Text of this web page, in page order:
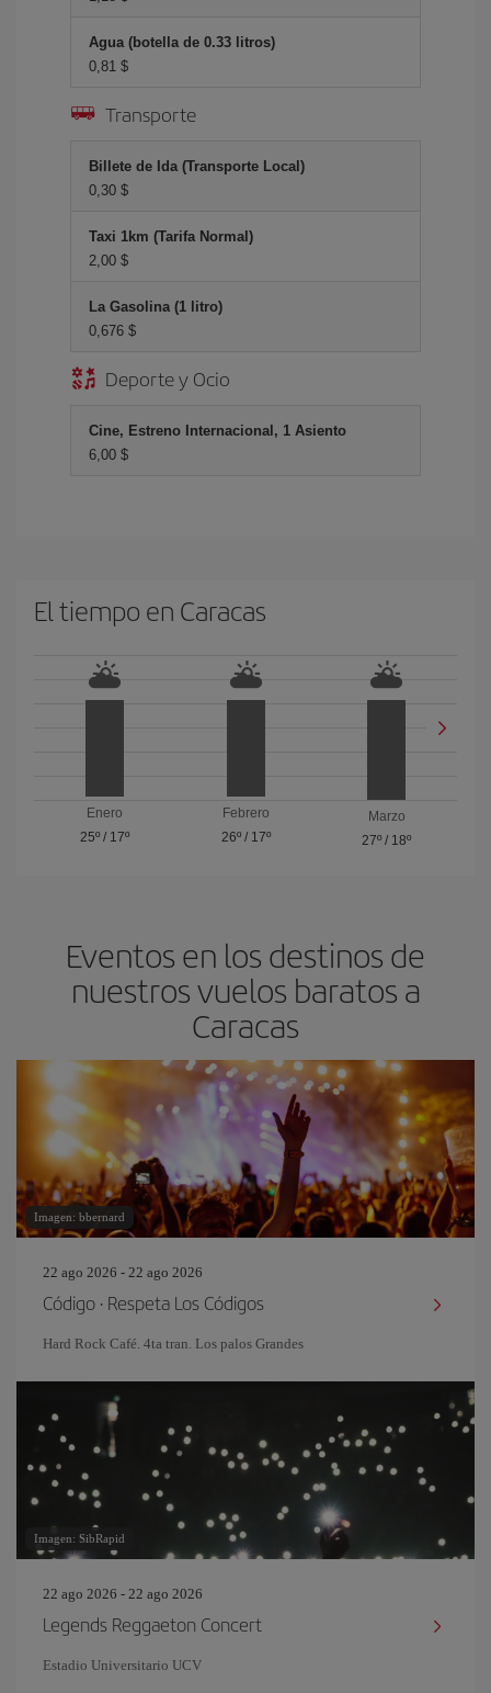
Agua (botella de 0.33 litros)
0,81 $
Transporte
Billete de Ida (Transporte Local)
0,30 $
Taxi 1km (Tarifa Normal)
2,00 $
La Gasolina (1 litro)
0,676 $
Deporte y Ocio
Cine, Estreno Internacional, 1 Asiento
6,00 $
El tiempo en Caracas
Enero
25º/ 17º
Febrero
26º/ 17º
Marzo
27º / 18º
Eventos en los destinos de
nuestros vuelos baratos a
Caracas
Imagen: bbernard
22 ago 2026 - 22 ago 2026
Código · Respeta Los Códigos
Hard Rock Café. 4ta tran. Los palos Grandes
Imagen: SibRapid
22 ago 2026 - 22 ago 2026
Legends Reggaeton Concert
Estadio Universitario UCV